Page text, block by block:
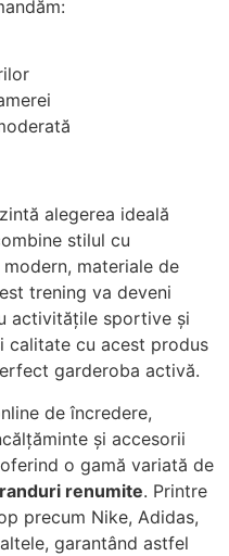
alegerea ideală
stilul cu
materiale de
trening va deveni
activitățile sportive și
calitate cu acest produs
garderoba activă.
de încredere,
și accesorii
o gamă variată de
renumite. Printre
precum Nike, Adidas,
garantând astfel